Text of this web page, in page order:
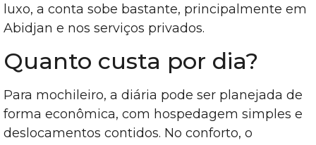
luxo, a conta sobe bastante, principalmente em
Abidjan e nos serviços privados.
Quanto custa por dia?
Para mochileiro, a diária pode ser planejada de
forma econômica, com hospedagem simples e
deslocamentos contidos. No conforto, o